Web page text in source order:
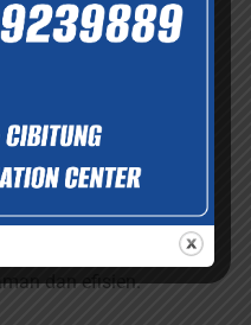
Layanan
yang tersedia demi
dan efisien.